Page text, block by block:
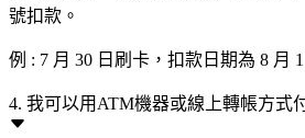
號扣款。
例 : 7 月 30 日刷卡，扣款日期為 8 月 1
4. 我可以用ATM機器或線上轉帳方式